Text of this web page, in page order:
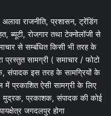
राजनीति, प्रशासन, ट्रेंडिंग
रोजगार तथा टेक्नोलॉजी से
से सम्बंधित किसी भी तरह के
प्रस्तुत सामग्री ( समाचार / फोटो
संपादक इस तरह के सामग्रियों के
में प्रकाशित ऐसी सामग्री के लिए
मुद्रक, प्रकाशक, संपादक की कोई
जगदलपुर होगा